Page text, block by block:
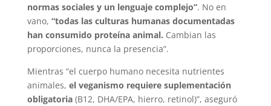
normas sociales y un lenguaje complejo”. No en
vano, “todas las culturas humanas documentadas
han consumido proteína animal. Cambian las
proporciones, nunca la presencia”.
Mientras “el cuerpo humano necesita nutrientes
animales, el veganismo requiere suplementación
obligatoria(B12, DHA/EPA, hierro, retinol)”, aseguró